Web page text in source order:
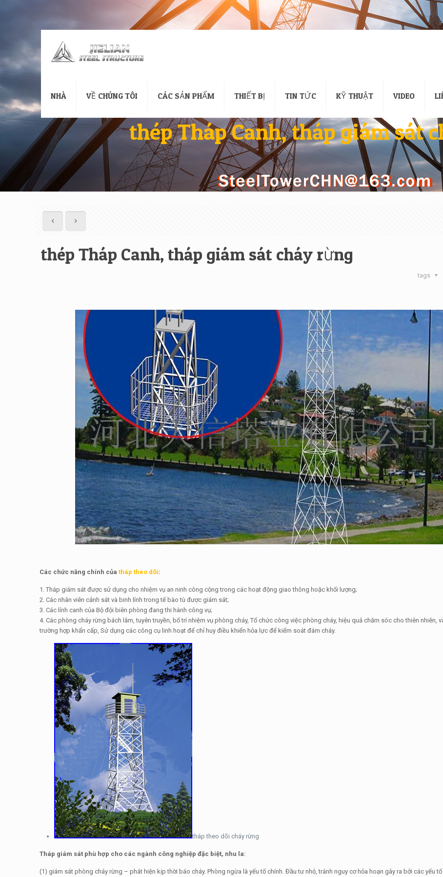
NHÀ VỀ CHÚNG TÔI CÁC SẢN PHẨM THIẾT BỊ TIN TỨC KỸ THUẬT VIDEO
thép Tháp Canh, tháp giám sát
thép Tháp Canh, tháp giám sát cháy rừng
tags
Các chức năng chính củatháp theo dõi:
1. Tháp giám sát được sử dụng cho nhiệm vụ an ninh công cộng trong các hoạt động giao thông hoặc khối lượng;
2. Các nhân viên cảnh sát và binh lính trong tế bào tù được giám sát;
3. Các lính canh của Bộ đội biên phòng đang thi hành công vụ;
4. Các phòng cháy rừng bách lâm, tuyên truyền, bố trí nhiệm vụ phòng cháy, Tổ chức công việc phòng cháy, hiệu quả chăm sóc cho thiên nhiên,
trường hợp khẩn cấp, Sử dụng các công cụ linh hoạt để chỉ huy điều khiển hỏa lực để kiểm soát đám cháy.
tháp theo dõi cháy rừng
Tháp giám sát phù hợp cho các ngành công nghiệp đặc biệt, nhu la:
(1) giám sát phòng cháy rừng – phát hiện kịp thời báo cháy. Phòng ngừa là yếu tố chính. Đầu tư nhỏ, tránh nguy cơ hỏa hoạn gây ra bởi các yếu tố